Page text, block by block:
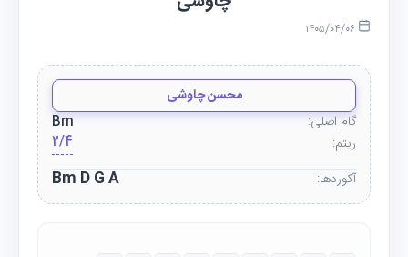
محسن چاوشی
گام اصلی:
Bm
ریتم:
2/4
آکوردها:
Bm D G A